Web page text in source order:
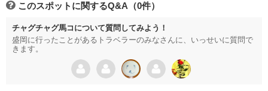
このスポットに関するQ&A（0件）
チャグチャグ馬コについて質問してみよう！
盛岡に行ったことがあるトラベラーのみなさんに、いっせいに質問で
きます。